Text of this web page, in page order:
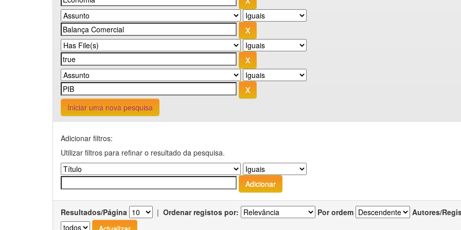
Iniciar uma nova pesquisa
Adicionar filtros:
Utilizar filtros para refinar o resultado da pesquisa.
Resultados/Página | Ordenar registos por: Por ordem Autores/